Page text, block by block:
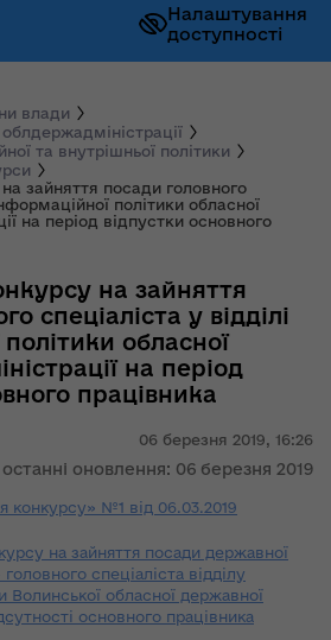
Налаштування
доступності
влади
та внутрішньої політики
зайняття посади головного
політики обласної
на період відпустки основного
06 березня 2019, 16:26
останні оновлення: 06 березня 2019
на зайняття
спеціаліста у відділі
обласної
на період
працівника
конкурсу» №1 від 06.03.2019
на зайняття посади державної
спеціаліста відділу
Волинської обласної державної
основного працівника